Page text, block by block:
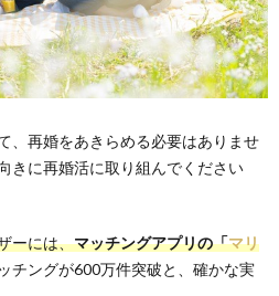
、再婚をあきらめる必要はありませ
きに再婚活に取り組んでください
ーには、マッチングアプリの「マリ
チングが600万件突破と、確かな実